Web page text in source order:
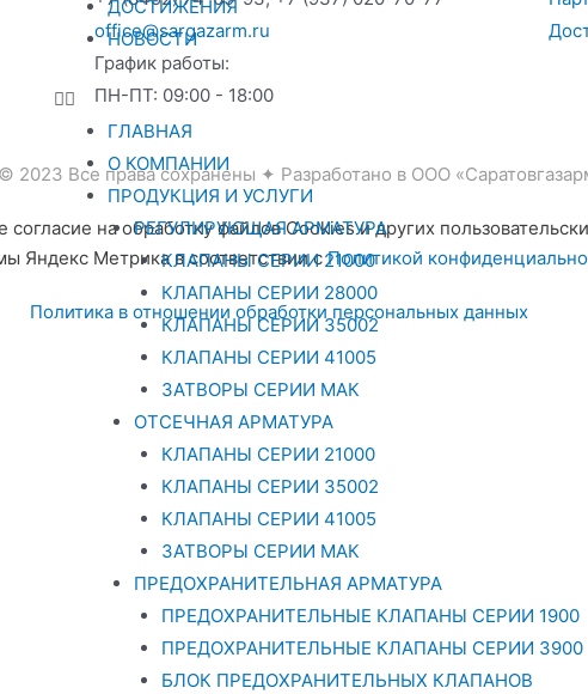
ДОСТИЖЕНИЯ
НОВОСТИ
ГЛАВНАЯ
О КОМПАНИИ
ПРОДУКЦИЯ И УСЛУГИ
РЕГУЛИРУЮЩАЯ АРМАТУРА
КЛАПАНЫ СЕРИИ 21000
КЛАПАНЫ СЕРИИ 28000
КЛАПАНЫ СЕРИИ 35002
КЛАПАНЫ СЕРИИ 41005
ЗАТВОРЫ СЕРИИ МАК
ОТСЕЧНАЯ АРМАТУРА
КЛАПАНЫ СЕРИИ 21000
КЛАПАНЫ СЕРИИ 35002
КЛАПАНЫ СЕРИИ 41005
ЗАТВОРЫ СЕРИИ МАК
ПРЕДОХРАНИТЕЛЬНАЯ АРМАТУРА
ПРЕДОХРАНИТЕЛЬНЫЕ КЛАПАНЫ СЕРИИ 1900
ПРЕДОХРАНИТЕЛЬНЫЕ КЛАПАНЫ СЕРИИ 3900
БЛОК ПРЕДОХРАНИТЕЛЬНЫХ КЛАПАНОВ
office@sargazarm.ru
График работы:
ПН-ПТ: 09:00 - 18:00
2023 Все права сохранены ✦ Разработано в ООО
на обработку файлов Cookies и других
Яндекс Метрика в соответствии сПолитикой
Политика в отношении обработки персональных данных